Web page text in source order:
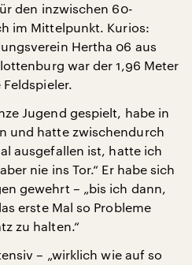
den inzwischen 60-
im Mittelpunkt. Kurios:
Hertha 06 aus
war der 1,96 Meter
Jugend gespielt, habe in
und hatte zwischendurch
ausgefallen ist, hatte ich
nie ins Tor.“ Er habe sich
gewehrt – „bis ich dann,
erste Mal so Probleme
zu halten.“
– „wirklich wie auf so